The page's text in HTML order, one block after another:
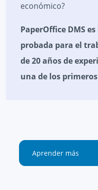
económico?
PaperOffice DMS
probada para el
de 20 años de
una de los
Aprender más